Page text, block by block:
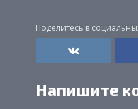
Поделитесь в
Напишите